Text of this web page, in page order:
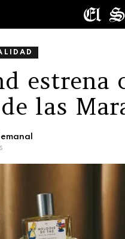
estrena
las